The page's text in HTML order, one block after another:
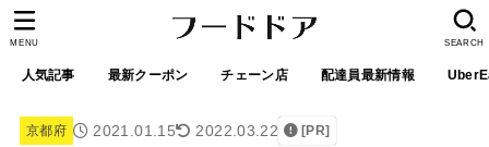
人気記事 最新クーポン チェーン店 配達員最新情報
SEARCH
MENU
京都府 2021.01.15 2022.03.22 [PR]